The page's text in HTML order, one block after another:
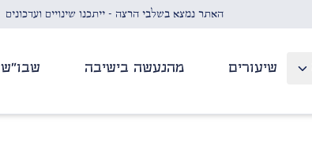
האתר נמצא בשלבי הרצה - ייתכנו שינויים ועדכונים
שיעורים מהנעשה בישיבה שבו"ש